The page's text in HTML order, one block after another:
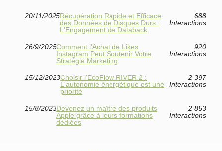
20/11/2025Récupération Rapide et Efficace
des Données de Disques Durs :
L'Engagement de Databack
688
Interactions
26/9/2025Comment l'Achat de Likes
Instagram Peut Soutenir Votre
Stratégie Marketing
920
Interactions
15/12/2023Choisir l'EcoFlow RIVER 2 :
L'autonomie énergétique est une
priorité
2 397
Interactions
15/8/2023Devenez un maître des produits
Apple grâce à leurs formations
dédiées
2 853
Interactions